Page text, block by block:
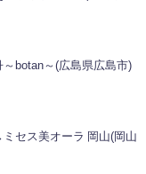
botan～(広島県広島市)
セス美オーラ 岡山(岡山